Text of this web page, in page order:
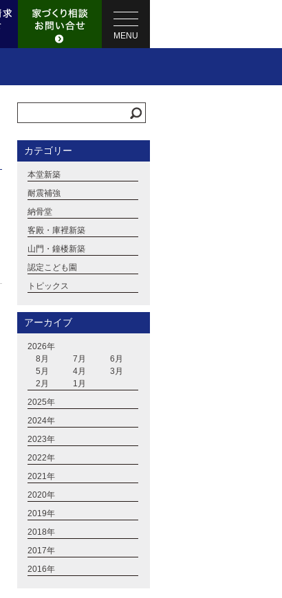
MENU
カテゴリー
本堂新築
耐震補強
納骨堂
客殿・庫裡新築
山門・鐘楼新築
認定こども園
トピックス
アーカイブ
2026年
8月
7月
6月
5月
4月
3月
2月
1月
2025年
2024年
2023年
2022年
2021年
2020年
2019年
2018年
2017年
2016年